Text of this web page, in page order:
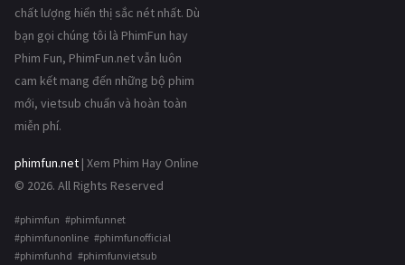
chất lượng hiển thị sắc nét nhất. Dù
bạn gọi chúng tôi là PhimFun hay
Phim Fun, PhimFun.net vẫn luôn
cam kết mang đến những bộ phim
mới, vietsub chuẩn và hoàn toàn
miễn phí.
phimfun.net | Xem Phim Hay Online
© 2026. All Rights Reserved
#phimfun #phimfunnet
#phimfunonline #phimfunofficial
#phimfunhd #phimfunvietsub